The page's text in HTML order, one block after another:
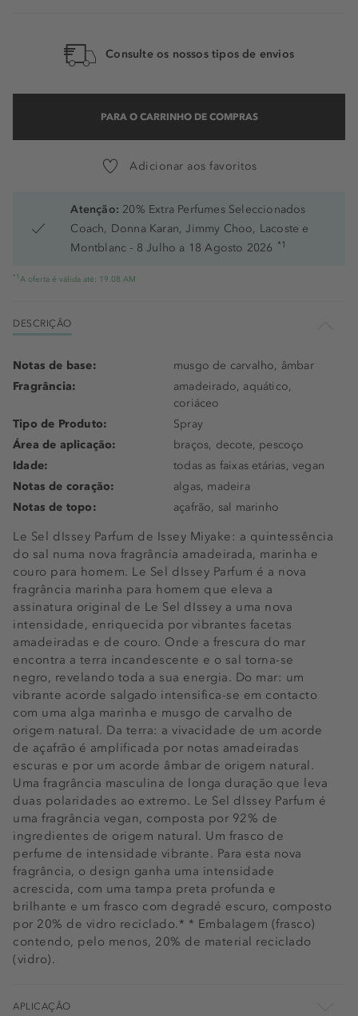
Consulte os nossos tipos de envios
PARA O CARRINHO DE COMPRAS
Adicionar aos favoritos
Atenção: 20% Extra Perfumes Seleccionados
Coach, Donna Karan, Jimmy Choo, Lacoste e
Montblanc - 8 Julho a 18 Agosto 2026 *1
*1 A oferta é válida até: 19.08.AM
DESCRIÇÃO
Le Sel dIssey Parfum de Issey Miyake: a quintessência
do sal numa nova fragrância amadeirada, marinha e
couro para homem. Le Sel dIssey Parfum é a nova
fragrância marinha para homem que eleva a
assinatura original de Le Sel dIssey a uma nova
intensidade, enriquecida por vibrantes facetas
amadeiradas e de couro. Onde a frescura do mar
encontra a terra incandescente e o sal torna-se
negro, revelando toda a sua energia. Do mar: um
vibrante acorde salgado intensifica-se em contacto
com uma alga marinha e musgo de carvalho de
origem natural. Da terra: a vivacidade de um acorde
de açafrão é amplificada por notas amadeiradas
escuras e por um acorde âmbar de origem natural.
Uma fragrância masculina de longa duração que leva
duas polaridades ao extremo. Le Sel dIssey Parfum é
uma fragrância vegan, composta por 92% de
ingredientes de origem natural. Um frasco de
perfume de intensidade vibrante. Para esta nova
fragrância, o design ganha uma intensidade
acrescida, com uma tampa preta profunda e
brilhante e um frasco com degradé escuro, composto
por 20% de vidro reciclado.* * Embalagem (frasco)
contendo, pelo menos, 20% de material reciclado
(vidro).
Notas de base:
musgo de carvalho, âmbar
Fragrância:
amadeirado, aquático,
coriáceo
Tipo de Produto:
Spray
Área de aplicação:
braços, decote, pescoço
Idade:
todas as faixas etárias, vegan
Notas de coração:
algas, madeira
Notas de topo:
açafrão, sal marinho
APLICAÇÃO